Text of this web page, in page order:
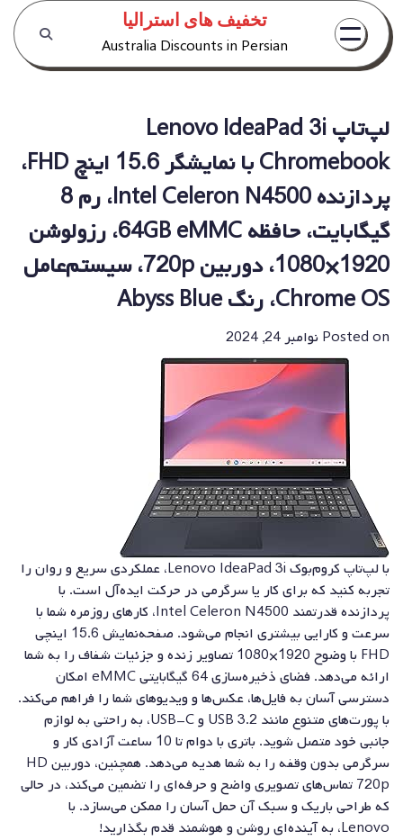
Skip
to
content
تخفیف های استرالیا
Australia Discounts in Persian
لپ‌تاپ Lenovo IdeaPad 3i
Chromebook با نمایشگر 15.6 اینچ FHD،
پردازنده Intel Celeron N4500، رم 8
گیگابایت، حافظه 64GB eMMC، رزولوشن
1920×1080، دوربین 720p، سیستم‌عامل
Chrome OS، رنگ Abyss Blue
Posted on نوامبر 24, 2024
با لپ‌تاپ کروم‌بوک Lenovo IdeaPad 3i، عملکردی سریع و روان را
تجربه کنید که برای کار یا سرگرمی در حرکت ایده‌آل است. با
پردازنده قدرتمند Intel Celeron N4500، کارهای روزمره شما با
سرعت و کارایی بیشتری انجام می‌شود. صفحه‌نمایش 15.6 اینچی
FHD با وضوح 1920×1080 تصاویر زنده و جزئیات شفاف را به شما
ارائه می‌دهد. فضای ذخیره‌سازی 64 گیگابایتی eMMC امکان
دسترسی آسان به فایل‌ها، عکس‌ها و ویدیوهای شما را فراهم می‌کند.
با پورت‌های متنوع مانند USB 3.2 و USB-C، به راحتی به لوازم
جانبی خود متصل شوید. باتری با دوام تا 10 ساعت آزادی کار و
سرگرمی بدون وقفه را به شما هدیه می‌دهد. همچنین، دوربین HD
720p تماس‌های تصویری واضح و حرفه‌ای را تضمین می‌کند، در حالی
که طراحی باریک و سبک آن حمل آسان را ممکن می‌سازد. با
Lenovo، به آینده‌ای روشن و هوشمند قدم بگذارید!